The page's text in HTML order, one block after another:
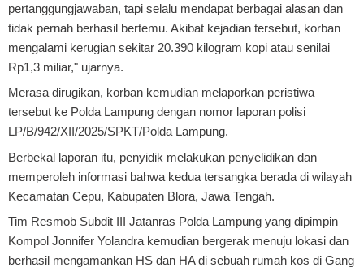
pertanggungjawaban, tapi selalu mendapat berbagai alasan dan
tidak pernah berhasil bertemu. Akibat kejadian tersebut, korban
mengalami kerugian sekitar 20.390 kilogram kopi atau senilai
Rp1,3 miliar," ujarnya.
Merasa dirugikan, korban kemudian melaporkan peristiwa
tersebut ke Polda Lampung dengan nomor laporan polisi
LP/B/942/XII/2025/SPKT/Polda Lampung.
Berbekal laporan itu, penyidik melakukan penyelidikan dan
memperoleh informasi bahwa kedua tersangka berada di wilayah
Kecamatan Cepu, Kabupaten Blora, Jawa Tengah.
Tim Resmob Subdit III Jatanras Polda Lampung yang dipimpin
Kompol Jonnifer Yolandra kemudian bergerak menuju lokasi dan
berhasil mengamankan HS dan HA di sebuah rumah kos di Gang